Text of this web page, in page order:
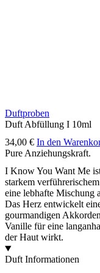
Duftproben
Duft Abfüllung I 10ml
34,00 € In den
Pure Anziehungskraft.
I Know You Want Me
starkem
eine lebhafte Mischung
Das Herz entwickelt
gourmandigen
Vanille für eine
der Haut wirkt.
Duft Informationen